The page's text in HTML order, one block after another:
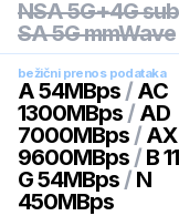
NSA 5G+4G
SA 5G mmWave
bežični prenos podataka
A 54MBps / AC
1300MBps / AD
7000MBps /
9600MBps / B
G 54MBps / N
450MBps